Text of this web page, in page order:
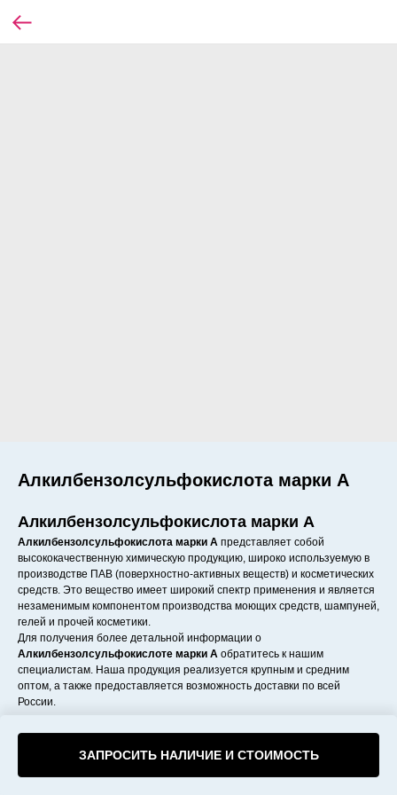
Алкилбензолсульфокислота марки А
ЗАПРОСИТЬ НАЛИЧИЕ И СТОИМОСТЬ
Алкилбензолсульфокислота марки А
Алкилбензолсульфокислота марки А представляет собой
высококачественную химическую продукцию, широко используемую в
производстве ПАВ (поверхностно-активных веществ) и косметических
средств. Это вещество имеет широкий спектр применения и является
незаменимым компонентом производства моющих средств, шампуней,
гелей и прочей косметики.
Для получения более детальной информации о
Алкилбензолсульфокислоте марки А обратитесь к нашим
специалистам. Наша продукция реализуется крупным и средним
оптом, а также предоставляется возможность доставки по всей
России.